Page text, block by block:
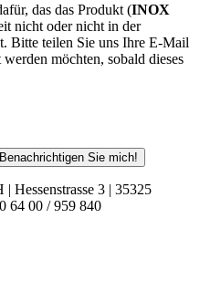
das das Produkt (INOX
nicht oder nicht in der
Bitte teilen Sie uns Ihre E-Mail
möchten, sobald dieses
Benachrichtigen Sie mich!
| Hessenstrasse 3 | 35325
64 00 / 959 840